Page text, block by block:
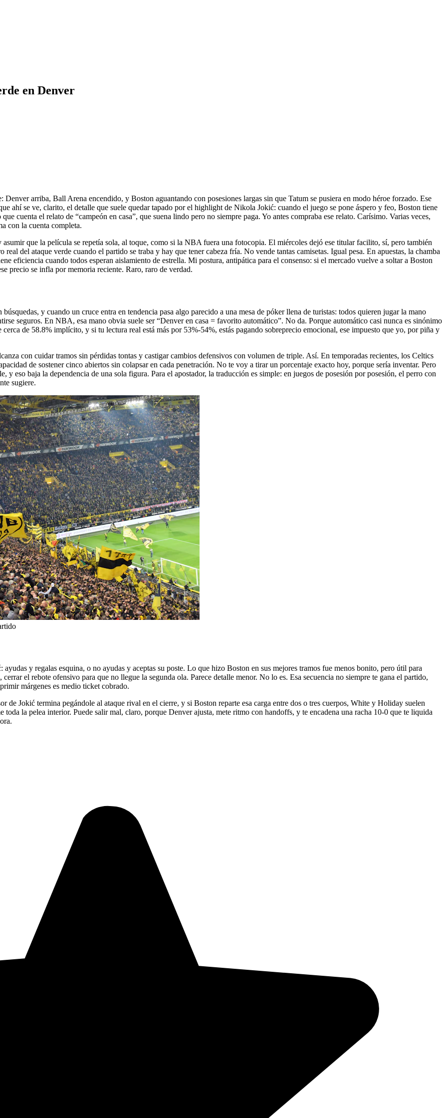
en Denver
arriba, Ball Arena encendido, y Boston aguantando con posesiones largas sin que Tatum se pusiera en modo héroe forzado. Ese
ahí se ve, clarito, el detalle que suele quedar tapado por el highlight de Nikola Jokić: cuando el juego se pone áspero y feo, Boston tiene
cuenta el relato de “campeón en casa”, que suena lindo pero no siempre paga. Yo antes compraba ese relato. Carísimo. Varias veces,
con la cuenta completa.
que la película se repetía sola, al toque, como si la NBA fuera una fotocopia. El miércoles dejó ese titular facilito, sí, pero también
del ataque verde cuando el partido se traba y hay que tener cabeza fría. No vende tantas camisetas. Igual pesa. En apuestas, la chamba
eficiencia cuando todos esperan aislamiento de estrella. Mi postura, antipática para el consenso: si el mercado vuelve a soltar a Boston
precio se infla por memoria reciente. Raro, raro de verdad.
y cuando un cruce entra en tendencia pasa algo parecido a una mesa de póker llena de turistas: todos quieren jugar la mano
seguros. En NBA, esa mano obvia suele ser “Denver en casa = favorito automático”. No da. Porque automático casi nunca es sinónimo
de 58.8% implícito, y si tu lectura real está más por 53%-54%, estás pagando sobreprecio emocional, ese impuesto que yo, por piña y
con cuidar tramos sin pérdidas tontas y castigar cambios defensivos con volumen de triple. Así. En temporadas recientes, los Celtics
de sostener cinco abiertos sin colapsar en cada penetración. No te voy a tirar un porcentaje exacto hoy, porque sería inventar. Pero
y eso baja la dependencia de una sola figura. Para el apostador, la traducción es simple: en juegos de posesión por posesión, el perro con
sugiere.
y regalas esquina, o no ayudas y aceptas su poste. Lo que hizo Boston en sus mejores tramos fue menos bonito, pero útil para
el rebote ofensivo para que no llegue la segunda ola. Parece detalle menor. No lo es. Esa secuencia no siempre te gana el partido,
márgenes es medio ticket cobrado.
de Jokić termina pegándole al ataque rival en el cierre, y si Boston reparte esa carga entre dos o tres cuerpos, White y Holiday suelen
toda la pelea interior. Puede salir mal, claro, porque Denver ajusta, mete ritmo con handoffs, y te encadena una racha 10-0 que te liquida